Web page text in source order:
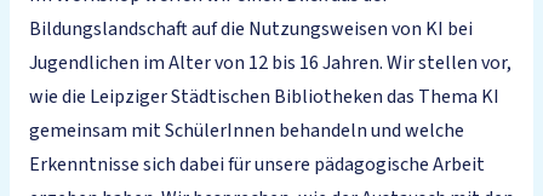
Bildungslandschaft auf die Nutzungsweisen von KI bei
Jugendlichen im Alter von 12 bis 16 Jahren. Wir stellen vor,
wie die Leipziger Städtischen Bibliotheken das Thema KI
gemeinsam mit SchülerInnen behandeln und welche
Erkenntnisse sich dabei für unsere pädagogische Arbeit